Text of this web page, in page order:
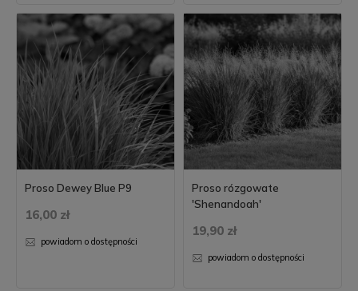
Proso Dewey Blue P9
16,00 zł
powiadom o dostępności
Proso rózgowate
'Shenandoah'
19,90 zł
powiadom o dostępności